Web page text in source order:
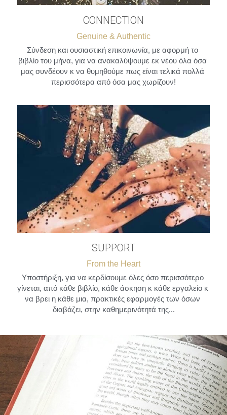
CONNECTION
Genuine & Authentic
Σύνδεση και ουσιαστική επικοινωνία, με αφορμή το
βιβλίο του μήνα, για να ανακαλύψουμε εκ νέου όλα όσα
μας συνδέουν κ να θυμηθούμε πως είναι τελικά πολλά
περισσότερα από όσα μας χωρίζουν!
SUPPORT
From the Heart
Υποστήριξη, για να κερδίσουμε όλες όσο περισσότερο
γίνεται, από κάθε βιβλίο, κάθε άσκηση κ κάθε εργαλείο κ
να βρει η κάθε μια, πρακτικές εφαρμογές των όσων
διαβάζει, στην καθημερινότητά της...